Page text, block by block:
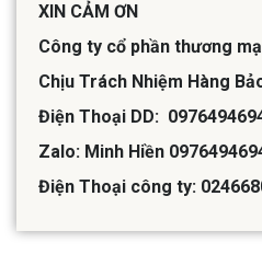
XIN CẢM ƠN
Công ty cổ phần thương
Chịu Trách Nhiệm Hàng
Điện Thoại DD:
Zalo: Minh Hiền
Điện Thoại công ty: